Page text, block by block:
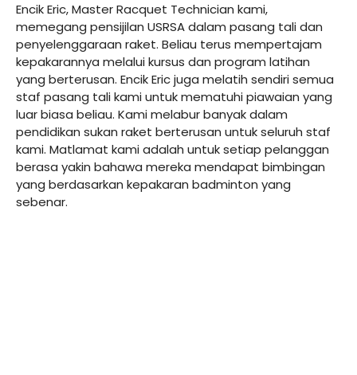
Encik Eric, Master Racquet Technician kami,
memegang pensijilan USRSA dalam pasang tali dan
penyelenggaraan raket. Beliau terus mempertajam
kepakarannya melalui kursus dan program latihan
yang berterusan. Encik Eric juga melatih sendiri semua
staf pasang tali kami untuk mematuhi piawaian yang
luar biasa beliau. Kami melabur banyak dalam
pendidikan sukan raket berterusan untuk seluruh staf
kami. Matlamat kami adalah untuk setiap pelanggan
berasa yakin bahawa mereka mendapat bimbingan
yang berdasarkan kepakaran badminton yang
sebenar.